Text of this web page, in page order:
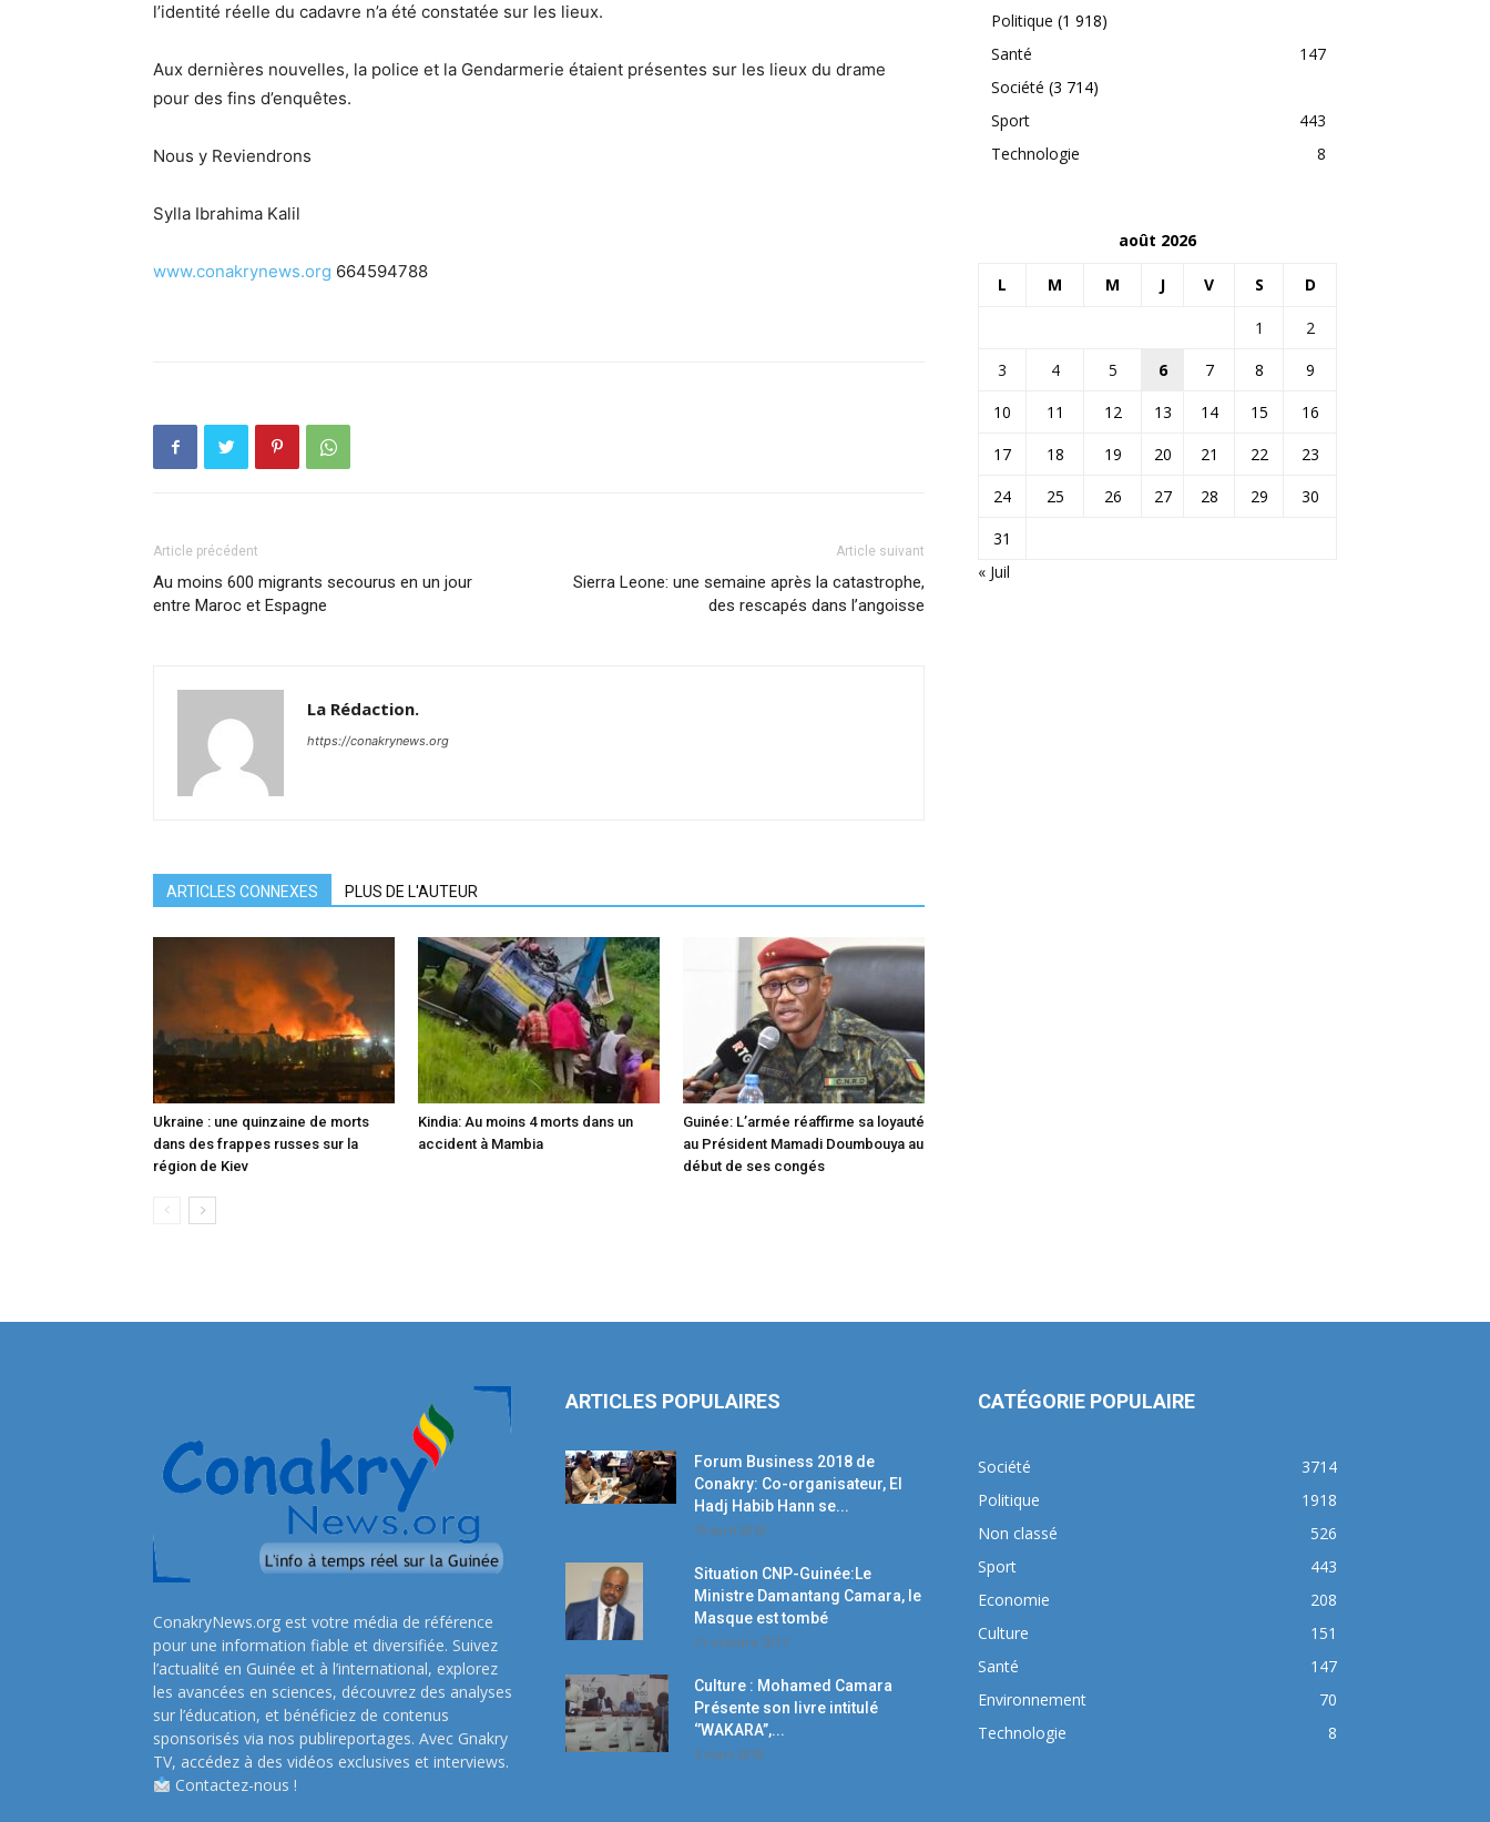
l’identité réelle du cadavre n’a été constatée sur les lieux.
Aux dernières nouvelles, la police et la Gendarmerie étaient présentes sur les lieux du drame
pour des fins d’enquêtes.
Nous y Reviendrons
Sylla Ibrahima Kalil
www.conakrynews.org 664594788
Article précédent
Au moins 600 migrants secourus en un jour
entre Maroc et Espagne
Article suivant
Sierra Leone: une semaine après la catastrophe,
des rescapés dans l’angoisse
La Rédaction.
https://conakrynews.org
ARTICLES CONNEXES PLUS DE L'AUTEUR
Ukraine : une quinzaine de morts
dans des frappes russes sur la
région de Kiev
Kindia: Au moins 4 morts dans un
accident à Mambia
Guinée: L’armée réaffirme sa loyauté
au Président Mamadi Doumbouya au
début de ses congés
Politique (1 918)
Santé
147
Société (3 714)
Sport
443
Technologie
8
août 2026
L M M J V S D
1
2
3
4 5 6 7 8
9
10
11 12 13 14 15
16
17
18 19 20 21 22
23
24
25 26 27 28 29
30
31
« Juil
ConakryNews.org est votre média de référence
pour une information fiable et diversifiée. Suivez
l’actualité en Guinée et à l’international, explorez
les avancées en sciences, découvrez des analyses
sur l’éducation, et bénéficiez de contenus
sponsorisés via nos publireportages. Avec Gnakry
TV, accédez à des vidéos exclusives et interviews.
Contactez-nous !
ARTICLES POPULAIRES
Forum Business 2018 de
Conakry: Co-organisateur, El
Hadj Habib Hann se...
19 avril 2018
Situation CNP-Guinée:Le
Ministre Damantang Camara, le
Masque est tombé
11 octobre 2017
Culture : Mohamed Camara
Présente son livre intitulé
‘’WAKARA’’,...
5 mars 2018
CATÉGORIE POPULAIRE
Société
3714
Politique
1918
Non classé
526
Sport
443
Economie
208
Culture
151
Santé
147
Environnement
70
Technologie
8